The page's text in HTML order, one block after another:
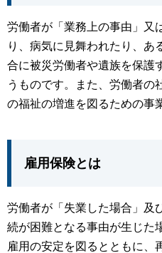
労働者が「業務上の事由」又
り、病気に見舞われたり、あ
合に被災労働者や遺族を保護
うものです。また、労働者の
の福祉の増進を図るための事
雇用保険とは
労働者が「失業した場合」及
続が困難となる事由が生じた
雇用の安定を図るとともに、